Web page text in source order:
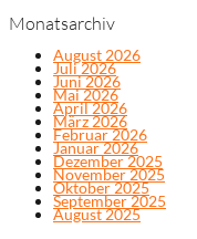
Monatsarchiv
August 2026
Juli 2026
Juni 2026
Mai 2026
April 2026
März 2026
Februar 2026
Januar 2026
Dezember 2025
November 2025
Oktober 2025
September 2025
August 2025